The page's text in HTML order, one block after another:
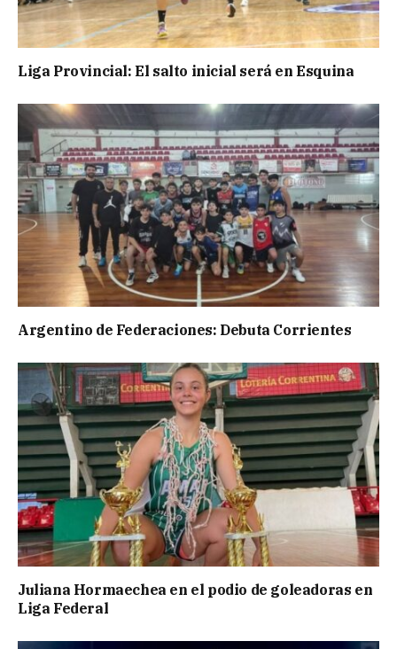
Liga Provincial: El salto inicial será en Esquina
Argentino de Federaciones: Debuta Corrientes
Juliana Hormaechea en el podio de goleadoras en
Liga Federal